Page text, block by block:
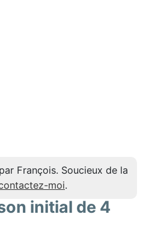
François. Soucieux de la
moi.
initial de 4